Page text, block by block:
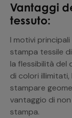
Vantaggi
tessuto:
I motivi
stampa tessile
la flessibilità del
di colori
stampare
vantaggio di
stampa.